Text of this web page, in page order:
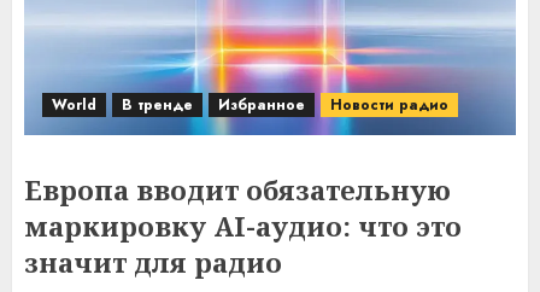
World В тренде Избранное Новости радио
Европа вводит обязательную
маркировку AI-аудио: что это
значит для радио